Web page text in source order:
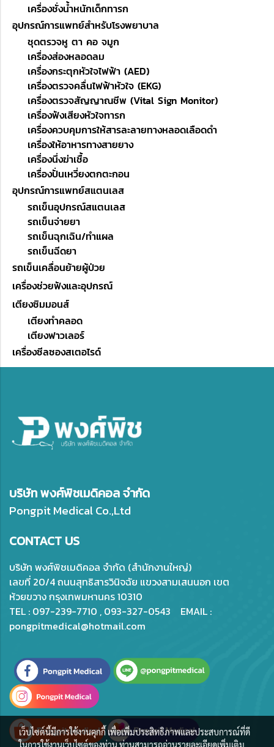
เครื่องชั่งน้ำหนักเด็กทารก
อุปกรณ์การแพทย์สำหรับโรงพยาบาล
ชุดตรวจหู ตา คอ จมูก
เครื่องส่องหลอดลม
เครื่องกระตุกหัวใจไฟฟ้า (AED)
เครื่องตรวจคลื่นไฟฟ้าหัวใจ (EKG)
เครื่องตรวจสัญญาณชีพ (Vital Sign Monitor)
เครื่องฟังเสียงหัวใจทารก
เครื่องควบคุมการให้สารละลายทางหลอดเลือดดำ
เครื่องให้อาหารทางสายยาง
เครื่องนึ่งฆ่าเชื้อ
เครื่องปั่นเหวี่ยงตกตะกอน
อุปกรณ์การแพทย์สแตนเลส
รถเข็นอุปกรณ์สแตนเลส
รถเข็นจ่ายยา
รถเข็นฉุกเฉิน/ทำแผล
รถเข็นฉีดยา
รถเข็นเคลื่อนย้ายผู้ป่วย
เครื่องช่วยฟังและอุปกรณ์
เตียงซิมมอนส์
เตียงทำคลอด
เตียงฟาวเลอร์
เครื่องซีลซองสเตอไรด์
บริษัท พงศ์พิชเมดิคอล จำกัด
Pongpit Medical Co.,Ltd
CONTACT US
บริษัท พงศ์พิชเมดิคอล จำกัด (สำนักงานใหญ่)
เลขที่ 20/4 ถนนสุทธิสารวินิจฉัย แขวงสามเสนนอก เขต
ห้วยขวาง กรุงเทพมหานคร 10310
TEL : 097-239-7710 , 093-327-0543 EMAIL :
pongpitmedical@hotmail.com
เว็บไซต์นี้มีการใช้งานคุกกี้ เพื่อเพิ่มประสิทธิภาพและประสบการณ์ที่ดี
ในการใช้งานเว็บไซต์ของท่าน ท่านสามารถอ่านรายละเอียดเพิ่มเติม